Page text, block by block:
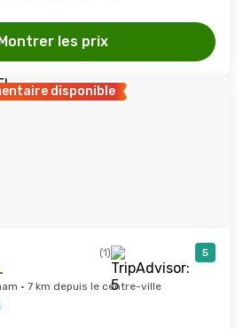
les prix
disponible
(1) 5
· 7 km depuis le centre-ville